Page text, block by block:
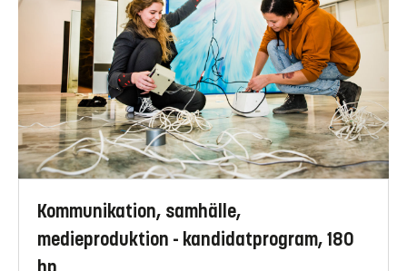
Kommunikation, samhälle,
medieproduktion - kandidatprogram, 180